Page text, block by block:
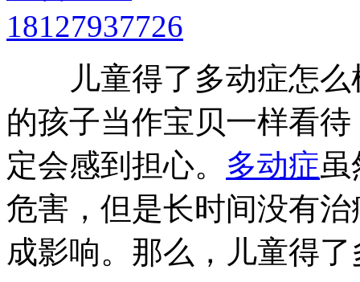
儿童得了多动症怎么
的孩子当作宝贝一样看
定会感到担心。 多动症
危害，但是长时间没有
成影响。那么，儿童得